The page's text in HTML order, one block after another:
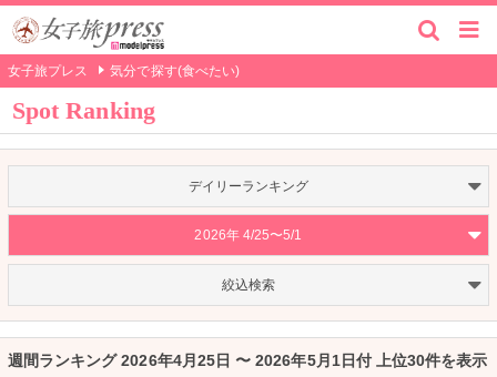
女子旅プレス 気分で探す(食べたい)
Spot Ranking
デイリーランキング
2026年 4/25〜5/1
絞込検索
週間ランキング 2026年4月25日 〜 2026年5月1日付 上位30件を表示